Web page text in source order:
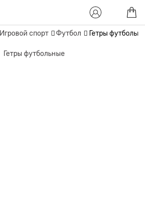
Игровой спорт Футбол Гетры
Гетры футбольные